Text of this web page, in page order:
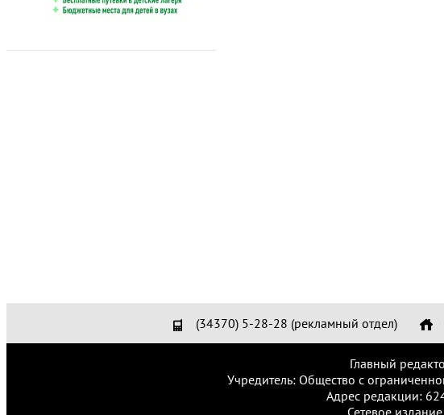
(34370) 5-28-28 (рекламный отдел)
Главный
Учредитель: Общество с
Адрес редакции: